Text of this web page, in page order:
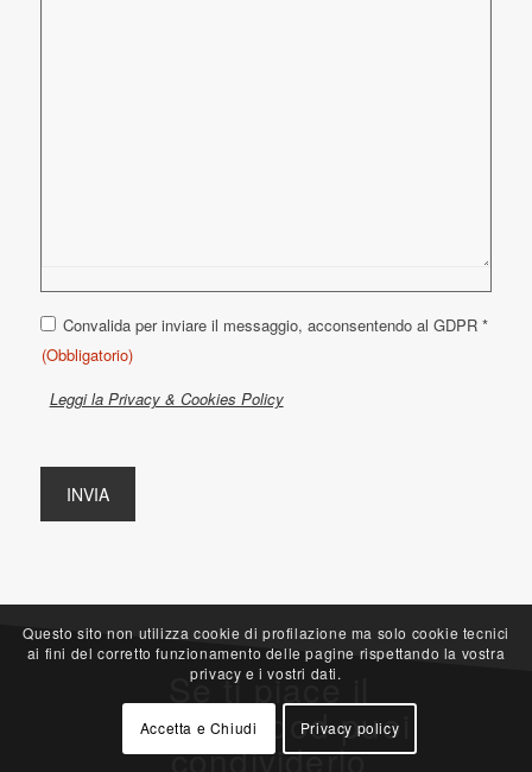
Consenso
(Obbligatorio)
Convalida per inviare il messaggio, acconsentendo al GDPR *
(Obbligatorio)
Leggi la Privacy & Cookies Policy
Se ti piace il
nostro mood puoi
condividerlo
Questo sito non utilizza cookie di profilazione ma solo cookie tecnici
ai fini del corretto funzionamento delle pagine rispettando la vostra
privacy e i vostri dati.
Accetta e Chiudi Privacy policy